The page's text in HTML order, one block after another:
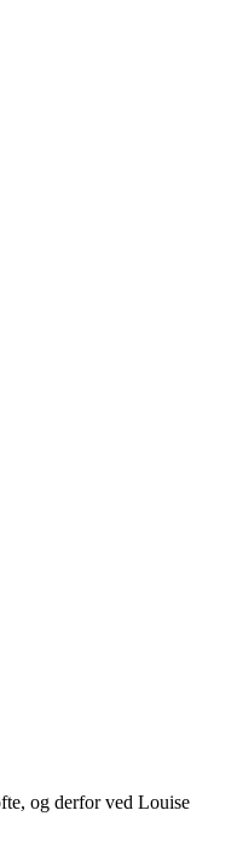
og derfor ved Louise